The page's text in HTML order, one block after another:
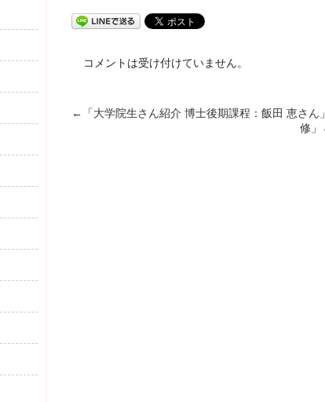
コメントは受け付けていません。
←「大学院生さん紹介 博士後期課程：飯田 恵さん
修